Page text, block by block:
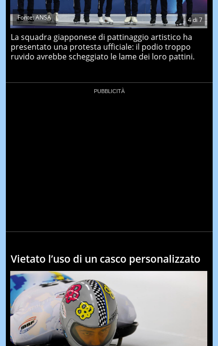
4di 7
Fonte: ANSA
La squadra giapponese di pattinaggio artistico ha
presentato una protesta ufficiale: il podio troppo
ruvido avrebbe scheggiato le lame dei loro pattini.
Vietato l’uso di un casco personalizzato